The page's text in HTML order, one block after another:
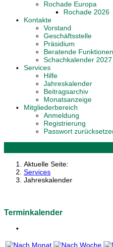
Rochade Europa
Rochade 2026
Kontakte
Vorstand
Geschäftsstelle
Präsidium
Beratende Funktionen
Schachkalender 2027
Services
Hilfe
Jahreskalender
Beitragsarchiv
Monatsanzeige
Mitgliederbereich
Anmeldung
Registrierung
Passwort
Aktuelle Seite:
Services
Jahreskalender
Terminkalender